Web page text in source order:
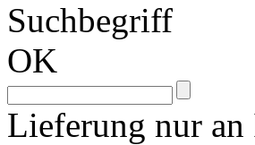
Suchbegriff
OK
Lieferung nur an